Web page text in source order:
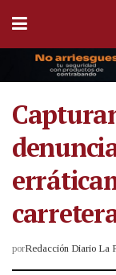
porRedacción Diario La